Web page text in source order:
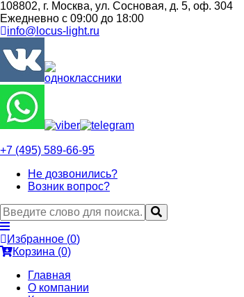
108802, г. Москва, ул. Сосновая, д. 5, оф. 304
Ежедневно с 09:00 до 18:00
info@locus-light.ru
+7 (495) 589-66-95
Не дозвонились?
Возник вопрос?
Избранное (0)
Корзина (0)
Главная
О компании